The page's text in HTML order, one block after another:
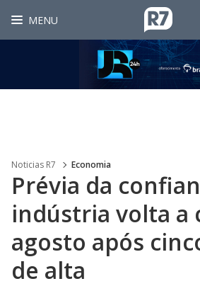
MENU
Noticias R7 Economia
Prévia da
indústria volta a
agosto após
de alta